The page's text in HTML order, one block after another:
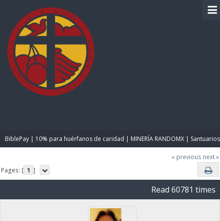
BiblePay | 10% para huérfanos de caridad | MINERÍA RANDOMX | Santuarios
« previous next »
Pages: [ 1 ]
Read 60781 times